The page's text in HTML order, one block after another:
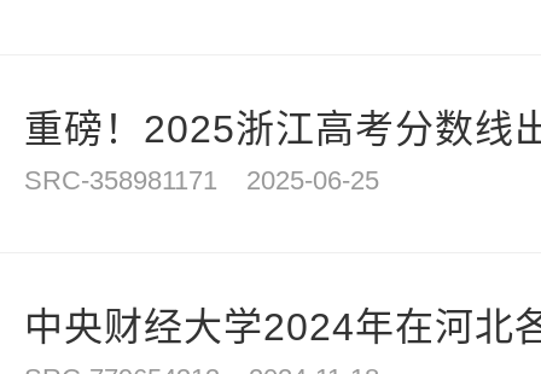
重磅！2025浙江高考分数线
SRC-358981171 2025-06-25
中央财经大学2024年在河北